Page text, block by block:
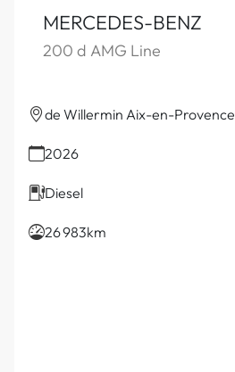
MERCEDES-BENZ
200 d AMG Line
de Willermin Aix-en-Provence
2026
Diesel
26 983km